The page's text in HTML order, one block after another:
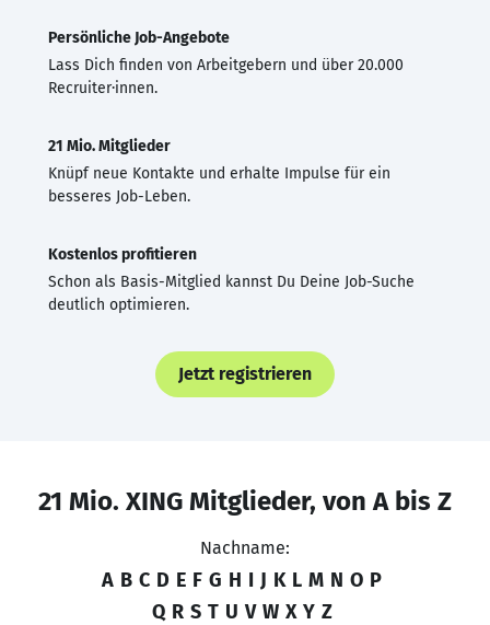
Persönliche Job-Angebote
Lass Dich finden von Arbeitgebern und über 20.000
Recruiter·innen.
21 Mio. Mitglieder
Knüpf neue Kontakte und erhalte Impulse für ein
besseres Job-Leben.
Kostenlos profitieren
Schon als Basis-Mitglied kannst Du Deine Job-Suche
deutlich optimieren.
Jetzt registrieren
21 Mio. XING Mitglieder, von A bis Z
Nachname:
A B C D E F G H I J K L M N O P
Q R S T U V W X Y Z